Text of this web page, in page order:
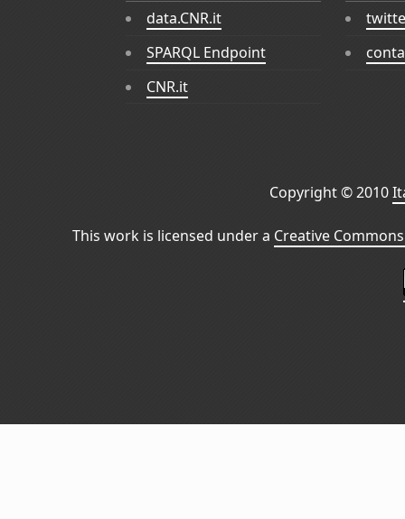
data.CNR.it
SPARQL Endpoint
CNR.it
Copyright © 2010
This work is licensed under a Creative